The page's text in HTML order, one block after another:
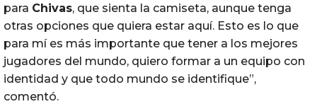
para Chivas, que sienta la camiseta, aunque tenga
otras opciones que quiera estar aquí. Esto es lo que
para mí es más importante que tener a los mejores
jugadores del mundo, quiero formar a un equipo con
identidad y que todo mundo se identifique”,
comentó.